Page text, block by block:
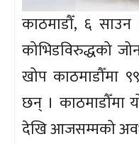
काठमाडौँ, ६
कोभिडविरुद्धको
खोप काठमाडौँमा
छन् । काठमाडौँमा
देखि आजसम्मको